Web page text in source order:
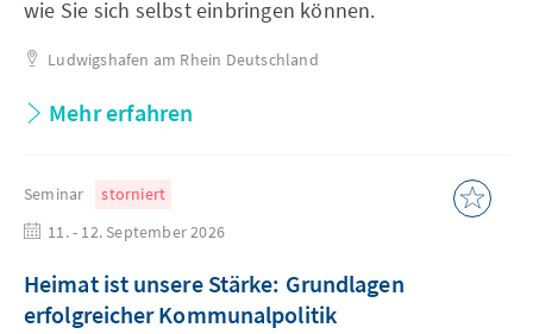
wie Sie sich selbst einbringen können.
Ludwigshafen am Rhein Deutschland
Mehr erfahren
Seminar
storniert
11. - 12. September 2026
Heimat ist unsere Stärke: Grundlagen
erfolgreicher Kommunalpolitik